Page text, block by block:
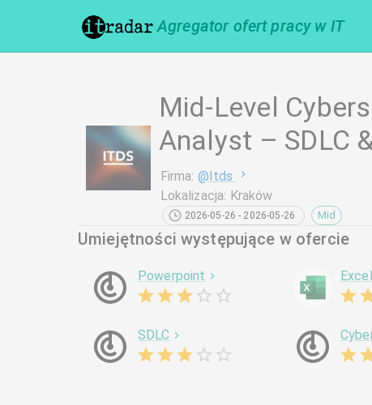
Agregator ofert pracy w IT
Mid-Level
Analyst – SDLC
Firma: @Itds
Lokalizacja: Kraków
2026-05-26 - 2026-05-26 Mid
Umiejętności występujące w ofercie
Powerpoint Excel
SDLC